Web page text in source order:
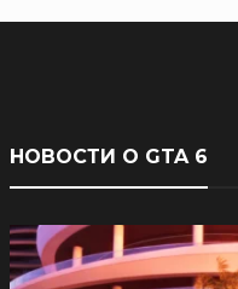
НОВОСТИ О GTA 6